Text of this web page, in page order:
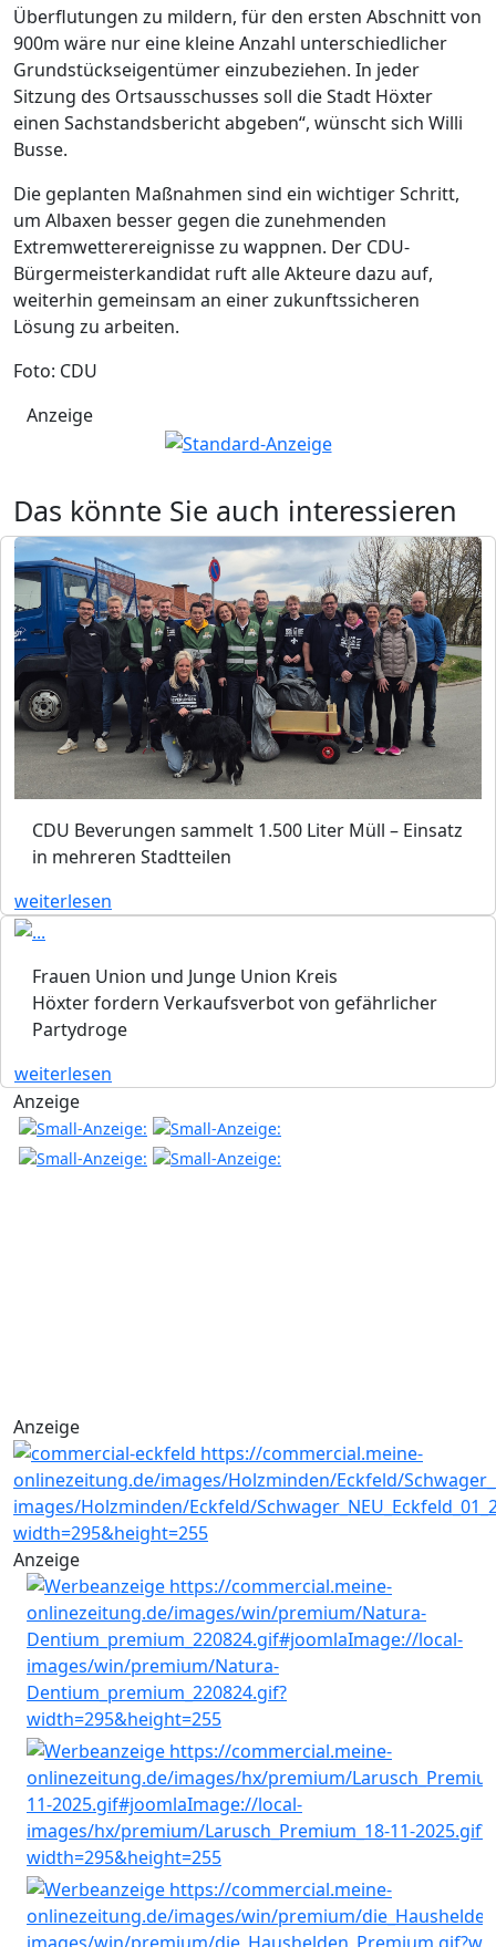
Überflutungen zu mildern, für den ersten Abschnitt von
900m wäre nur eine kleine Anzahl unterschiedlicher
Grundstückseigentümer einzubeziehen. In jeder
Sitzung des Ortsausschusses soll die Stadt Höxter
einen Sachstandsbericht abgeben“, wünscht sich Willi
Busse.
Die geplanten Maßnahmen sind ein wichtiger Schritt,
um Albaxen besser gegen die zunehmenden
Extremwetterereignisse zu wappnen. Der CDU-
Bürgermeisterkandidat ruft alle Akteure dazu auf,
weiterhin gemeinsam an einer zukunftssicheren
Lösung zu arbeiten.
Foto: CDU
Anzeige
Das könnte Sie auch interessieren
CDU Beverungen sammelt 1.500 Liter Müll – Einsatz
in mehreren Stadtteilen
weiterlesen
Frauen Union und Junge Union Kreis
Höxter fordern Verkaufsverbot von gefährlicher
Partydroge
weiterlesen
Anzeige
Anzeige
Anzeige